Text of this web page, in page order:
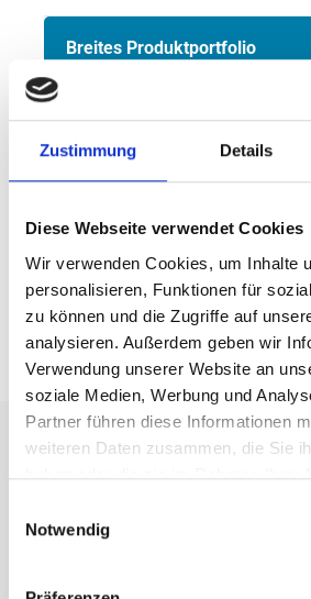
Zustimmung Details
Diese Webseite verwendet Cookies
Wir verwenden Cookies, um Inhalte
personalisieren, Funktionen für
zu können und die Zugriffe auf
analysieren. Außerdem geben wir
Verwendung unserer Website an
soziale Medien, Werbung und
Partner führen diese Informationen
weiteren Daten zusammen, die Sie
haben oder die sie im Rahmen Ihrer
Notwendig
Breites Produktportfolio
Logistik und Lieferfähigkeit